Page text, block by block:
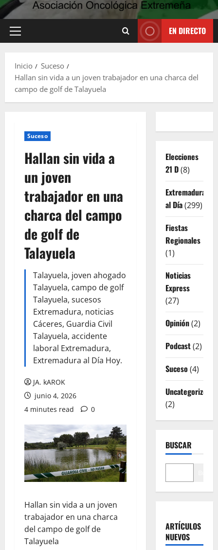
Menú
EN DIRECTO
Inicio
Suceso
Hallan sin vida a un joven trabajador en una charca del
campo de golf de Talayuela
Suceso
Hallan sin vida a
un joven
trabajador en una
charca del campo
de golf de
Talayuela
Talayuela, joven ahogado
Talayuela, campo de golf
Talayuela, sucesos
Extremadura, noticias
Cáceres, Guardia Civil
Talayuela, accidente
laboral Extremadura,
Extremadura al Día Hoy.
JA. kAROK
junio 4, 2026
4 minutes read
0
Hallan sin vida a un joven
trabajador en una charca
del campo de golf de
Talayuela
Elecciones
21 D(8)
Extremadura
al Día(299)
Fiestas
Regionales
(1)
Noticias
Express
(27)
Opinión(2)
Podcast(2)
Suceso(4)
Uncategorized
(2)
BUSCAR
ARTÍCULOS
NUEVOS